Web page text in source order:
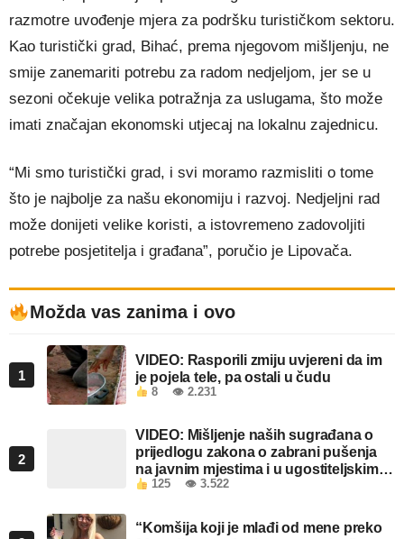
razmotre uvođenje mjera za podršku turističkom sektoru.
Kao turistički grad, Bihać, prema njegovom mišljenju, ne
smije zanemariti potrebu za radom nedjeljom, jer se u
sezoni očekuje velika potražnja za uslugama, što može
imati značajan ekonomski utjecaj na lokalnu zajednicu.
“Mi smo turistički grad, i svi moramo razmisliti o tome
što je najbolje za našu ekonomiju i razvoj. Nedjeljni rad
može donijeti velike koristi, a istovremeno zadovoljiti
potrebe posjetitelja i građana”, poručio je Lipovača.
Možda vas zanima i ovo
1
VIDEO: Rasporili zmiju uvjereni da im
je pojela tele, pa ostali u čudu
8 👁 2.231
2
VIDEO: Mišljenje naših sugrađana o
prijedlogu zakona o zabrani pušenja
na javnim mjestima i u ugostiteljskim
objektima u FBiH
125 👁 3.522
“Komšija koji je mlađi od mene preko